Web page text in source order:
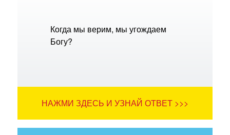
Когда мы верим, мы угождаем
Богу?
НАЖМИ ЗДЕСЬ И УЗНАЙ ОТВЕТ >>>